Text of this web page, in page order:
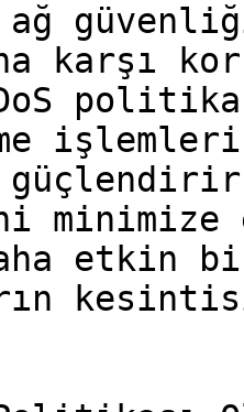
karşı
işlemleri,
minimize
etkin